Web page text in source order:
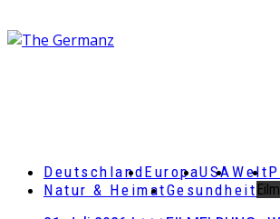
DeutschlandEuropaUSAWelt
Natur & HeimatGesundheit